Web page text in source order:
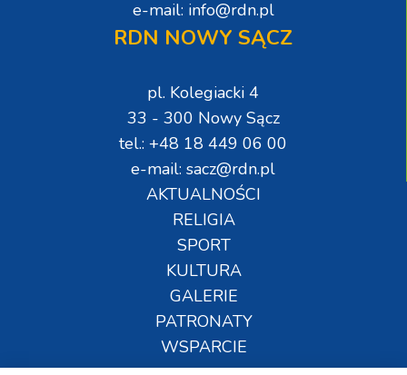
e-mail: info@rdn.pl
RDN NOWY SĄCZ
pl. Kolegiacki 4
33 - 300 Nowy Sącz
tel.: +48 18 449 06 00
e-mail: sacz@rdn.pl
AKTUALNOŚCI
RELIGIA
SPORT
KULTURA
GALERIE
PATRONATY
WSPARCIE